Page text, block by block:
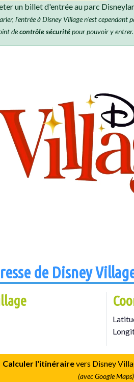
un billet d'entrée au parc
l'entrée à Disney Village n'est cependant
decontrôle sécuritépour pouvoir y entrer.
de Disney
Calculer l'itinérairevers Disney
(avec Google Maps)